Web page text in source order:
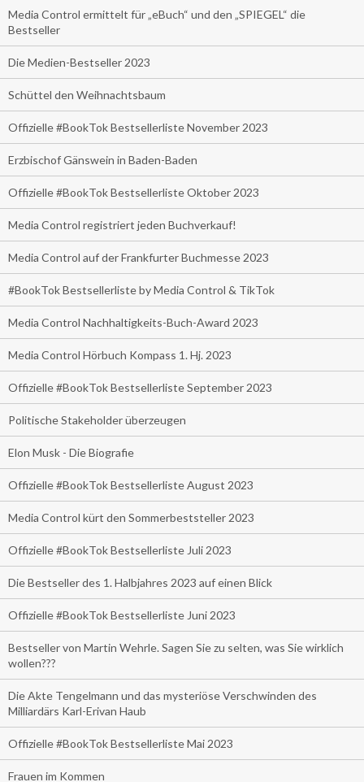
Media Control ermittelt für „eBuch“ und den „SPIEGEL“ die
Bestseller
Die Medien-Bestseller 2023
Schüttel den Weihnachtsbaum
Offizielle #BookTok Bestsellerliste November 2023
Erzbischof Gänswein in Baden-Baden
Offizielle #BookTok Bestsellerliste Oktober 2023
Media Control registriert jeden Buchverkauf!
Media Control auf der Frankfurter Buchmesse 2023
#BookTok Bestsellerliste by Media Control & TikTok
Media Control Nachhaltigkeits-Buch-Award 2023
Media Control Hörbuch Kompass 1. Hj. 2023
Offizielle #BookTok Bestsellerliste September 2023
Politische Stakeholder überzeugen
Elon Musk - Die Biografie
Offizielle #BookTok Bestsellerliste August 2023
Media Control kürt den Sommerbeststeller 2023
Offizielle #BookTok Bestsellerliste Juli 2023
Die Bestseller des 1. Halbjahres 2023 auf einen Blick
Offizielle #BookTok Bestsellerliste Juni 2023
Bestseller von Martin Wehrle. Sagen Sie zu selten, was Sie wirklich
wollen???
Die Akte Tengelmann und das mysteriöse Verschwinden des
Milliardärs Karl-Erivan Haub
Offizielle #BookTok Bestsellerliste Mai 2023
Frauen im Kommen